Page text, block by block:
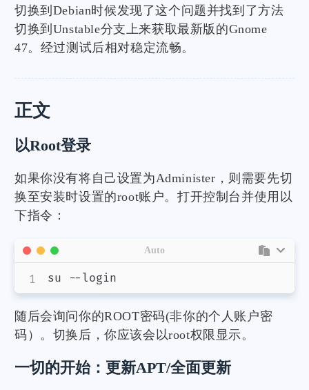
切换到Debian时候发现了这个问题并找到了方法
切换到Unstable分支上来获取最新版的Gnome
47。经过测试后相对稳定流畅。
正文
以Root登录
如果你没有将自己设置为Administer，则需要先切
换至安装时设置的root账户。打开控制台并使用以
下指令：
su --login
Auto
随后会询问你的ROOT密码(非你的个人账户密
码）。切换后，你应该会以root权限显示。
一切的开始：更新APT/全面更新